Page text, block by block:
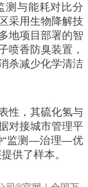
测与能耗对比分
采用生物降解技
地项目部署的智
喷香防臭装置，
杀减少化学清洁
性，其硫化氢与
对接城市管理平
“监测—治理—优
供了样本。